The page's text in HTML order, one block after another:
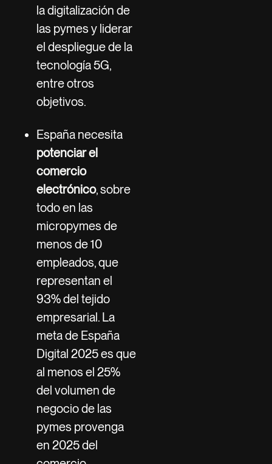
la digitalización de
las pymes y liderar
el despliegue de la
tecnología 5G,
entre otros
objetivos.
España necesita
potenciar el
comercio
electrónico, sobre
todo en las
micropymes de
menos de 10
empleados, que
representan el
93% del tejido
empresarial. La
meta de España
Digital 2025 es que
al menos el 25%
del volumen de
negocio de las
pymes provenga
en 2025 del